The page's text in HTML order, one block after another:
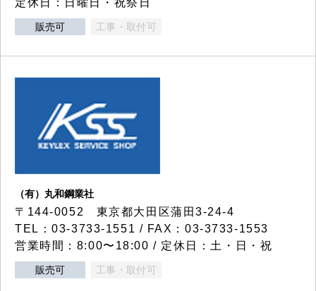
定休日：日曜日・祝祭日
販売可 工事・取付可
（有）丸和鋼業社
〒144-0052 東京都大田区蒲田3-24-4
TEL：03-3733-1551 / FAX：03-3733-1553
営業時間：8:00〜18:00 / 定休日：土・日・祝
販売可 工事・取付可